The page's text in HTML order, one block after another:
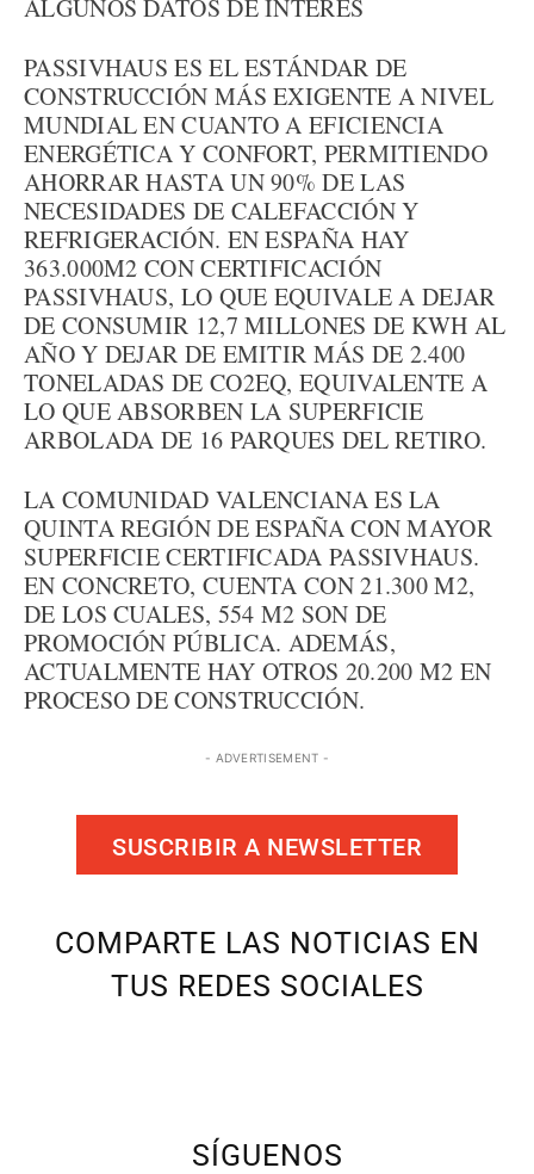
ALGUNOS DATOS DE INTERÉS
PASSIVHAUS ES EL ESTÁNDAR DE
CONSTRUCCIÓN MÁS EXIGENTE A NIVEL
MUNDIAL EN CUANTO A EFICIENCIA
ENERGÉTICA Y CONFORT, PERMITIENDO
AHORRAR HASTA UN 90% DE LAS
NECESIDADES DE CALEFACCIÓN Y
REFRIGERACIÓN. EN ESPAÑA HAY
363.000M2 CON CERTIFICACIÓN
PASSIVHAUS, LO QUE EQUIVALE A DEJAR
DE CONSUMIR 12,7 MILLONES DE KWH AL
AÑO Y DEJAR DE EMITIR MÁS DE 2.400
TONELADAS DE CO2EQ, EQUIVALENTE A
LO QUE ABSORBEN LA SUPERFICIE
ARBOLADA DE 16 PARQUES DEL RETIRO.
LA COMUNIDAD VALENCIANA ES LA
QUINTA REGIÓN DE ESPAÑA CON MAYOR
SUPERFICIE CERTIFICADA PASSIVHAUS.
EN CONCRETO, CUENTA CON 21.300 M2,
DE LOS CUALES, 554 M2 SON DE
PROMOCIÓN PÚBLICA. ADEMÁS,
ACTUALMENTE HAY OTROS 20.200 M2 EN
PROCESO DE CONSTRUCCIÓN.
- ADVERTISEMENT -
SUSCRIBIR A NEWSLETTER
COMPARTE LAS NOTICIAS EN
TUS REDES SOCIALES
SÍGUENOS